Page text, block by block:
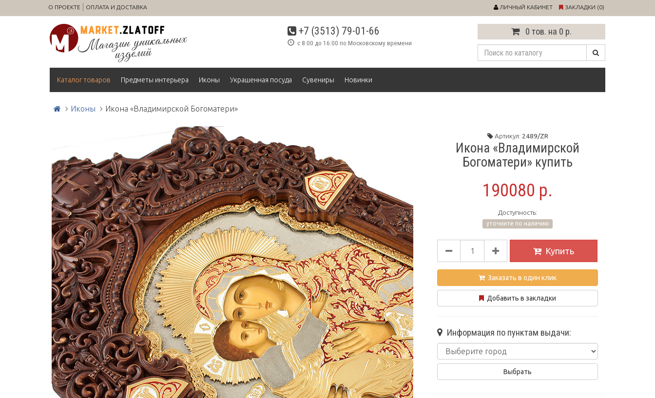
О ПРОЕКТЕ ОПЛАТА И ДОСТАВКА ЛИЧНЫЙ КАБИНЕТ ЗАКЛАДКИ (0)
0 тов. на 0 р.
+7 (3513) 79-01-66
с 8:00 до 16:00 по Московскому времени
Каталог товаров Предметы интерьера Иконы Украшенная посуда Сувениры Новинки
Иконы Икона «Владимирской Богоматери»
Артикул: 2489/ZR
Икона «Владимирской
Богоматери» купить
190080 р.
Доступность:
уточните по наличию
Купить
Заказать в один клик
Добавить в закладки
Информация по пунктам выдачи: